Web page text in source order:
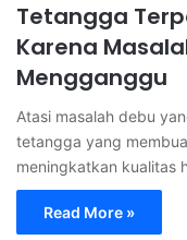
Tetangga
Karena
Mengganggu
Atasi masalah debu
tetangga yang
meningkatkan kualitas
Read More »